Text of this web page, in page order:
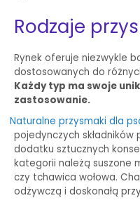
Rodzaje
Rynek oferuje niezwykle
dostosowanych do
Każdy typ ma swoje
zastosowanie.
Naturalne przysmaki dla
pojedynczych
dodatku sztucznych
kategorii należą suszone
czy tchawica wołowa.
odżywczą i doskonałą